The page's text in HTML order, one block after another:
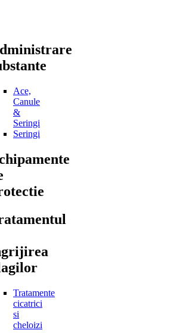
Ace,
Canule
&
Seringi
Seringi
Tratamente
cicatrici
si
cheloizi